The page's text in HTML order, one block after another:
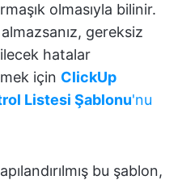
olmasıyla bilinir.
gereksiz
hatalar
için ClickUp
Listesi Şablonu'nu
bu şablon,